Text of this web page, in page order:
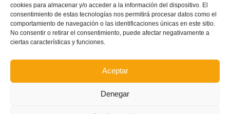
cookies para almacenar y/o acceder a la información del dispositivo. El
consentimiento de estas tecnologías nos permitirá procesar datos como el
comportamiento de navegación o las identificaciones únicas en este sitio.
No consentir o retirar el consentimiento, puede afectar negativamente a
ciertas características y funciones.
Aceptar
Denegar
A post shared by FFCV (@ffcv_info)